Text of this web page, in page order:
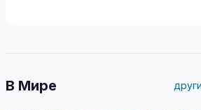
В Мире